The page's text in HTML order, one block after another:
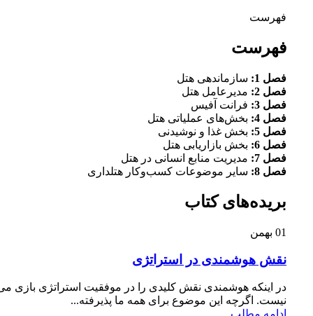
فهرست
فهرست
فصل 1:
سازماندهی هتل
فصل 2:
مدیرعامل هتل
فصل 3:
فرانت آفیس
فصل 4:
بخش‌های عملیاتی هتل
فصل 5:
بخش غذا و نوشیدنی
فصل 6:
بخش بازاریابی هتل
فصل 7:
مدیریت منابع انسانی در هتل
فصل 8:
سایر موضوعات کسب‌وکار هتلداری
بریده‌های کتاب
01 بهمن
نقش هوشمندی در استراتژی
در اینکه هوشمندی نقش کلیدی را در موفقیت استراتژی بازی
نیست. اگرچه این موضوع برای همه ما پذیرفته...